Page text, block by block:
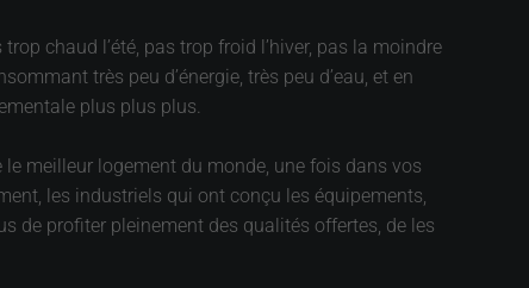
chaud l’été, pas trop froid l’hiver, pas la moindre
très peu d’énergie, très peu d’eau, et en
plus plus plus.
meilleur logement du monde, une fois dans vos
les industriels qui ont conçu les équipements,
de profiter pleinement des qualités offertes, de les